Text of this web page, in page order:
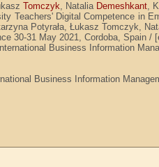
Tomczyk, Natalia Demeshkant,
Teachers' Digital Competence in
Potyrała, Łukasz Tomczyk,
30-31 May 2021, Cordoba, Spain /
Business Information
Business Information